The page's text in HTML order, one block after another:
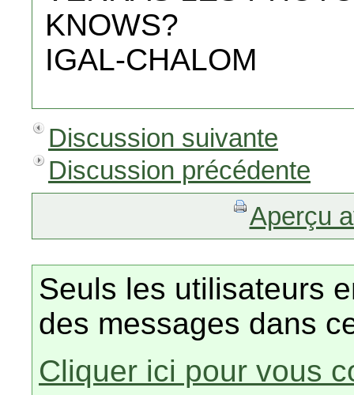
KNOWS?
IGAL-CHALOM
Discussion suivante
Discussion précédente
Aperçu
Seuls les utilisateurs
des messages dans
Cliquer ici pour vous